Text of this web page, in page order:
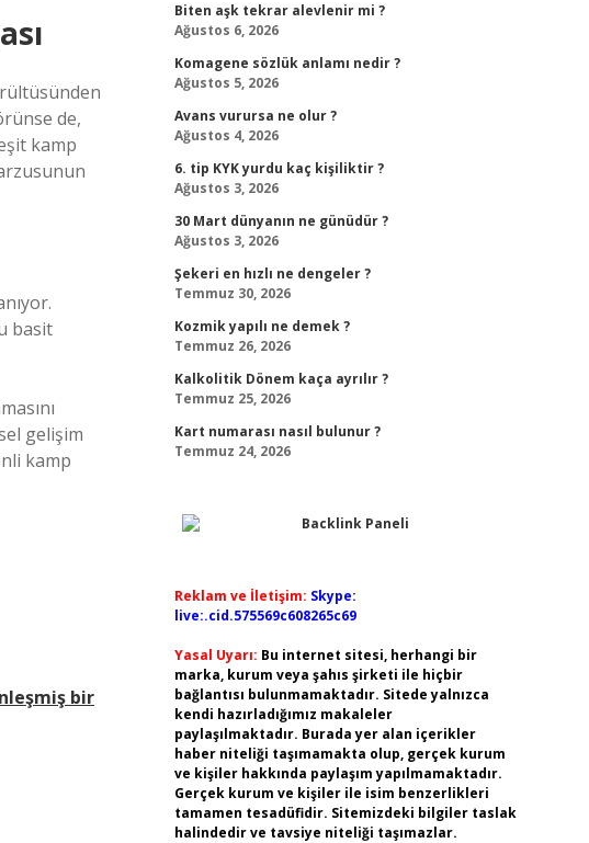
de,
kamp
basit
gelişim
kamp
bir
Biten aşk tekrar alevlenir mi ?
Ağustos 6, 2026
Komagene sözlük anlamı nedir ?
Ağustos 5, 2026
Avans vurursa ne olur ?
Ağustos 4, 2026
6. tip KYK yurdu kaç kişiliktir ?
Ağustos 3, 2026
30 Mart dünyanın ne günüdür ?
Ağustos 3, 2026
Şekeri en hızlı ne dengeler ?
Temmuz 30, 2026
Kozmik yapılı ne demek ?
Temmuz 26, 2026
Kalkolitik Dönem kaça ayrılır ?
Temmuz 25, 2026
Kart numarası nasıl bulunur ?
Temmuz 24, 2026
Reklam ve İletişim: Skype:
live:.cid.575569c608265c69
Yasal Uyarı: Bu internet sitesi, herhangi bir
marka, kurum veya şahıs şirketi ile hiçbir
bağlantısı bulunmamaktadır. Sitede yalnızca
kendi hazırladığımız makaleler
paylaşılmaktadır. Burada yer alan içerikler
haber niteliği taşımamakta olup, gerçek kurum
ve kişiler hakkında paylaşım yapılmamaktadır.
Gerçek kurum ve kişiler ile isim benzerlikleri
tamamen tesadüfidir. Sitemizdeki bilgiler taslak
halindedir ve tavsiye niteliği taşımazlar.